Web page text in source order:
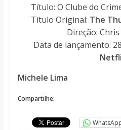
Título: O Clube do
Título Original: The
Direção:
Data de lançamento:
Michele Lima
Compartilhe: